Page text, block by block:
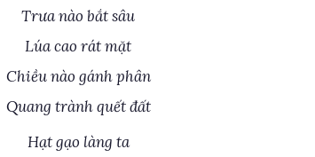
Trưa nào bắt sâu
Lúa cao rát mặt
Chiều nào gánh phân
Quang trành quết đất
Hạt gạo làng ta